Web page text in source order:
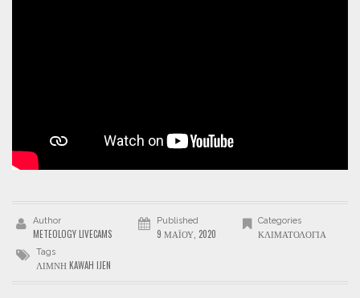
Author
METEOLOGY LIVECAMS
Published
9 ΜΑΪ́ΟΥ, 2020
Categories
ΚΛΙΜΑΤΟΛΟΓΊΑ
Tags
ΛΊΜΝΗ KAWAH IJEN